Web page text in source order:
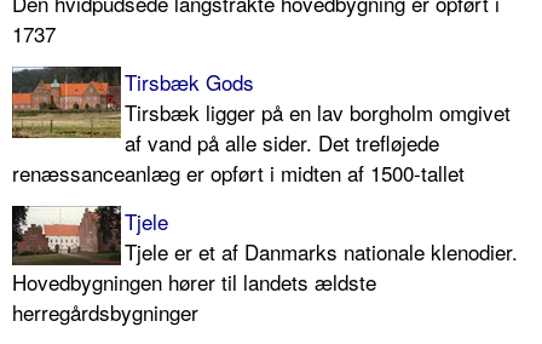
1737
Tirsbæk Gods
Tirsbæk ligger på en lav borgholm omgivet
af vand på alle sider. Det trefløjede
renæssanceanlæg er opført i midten af 1500-tallet
Tjele
Tjele er et af Danmarks nationale klenodier.
Hovedbygningen hører til landets ældste
herregårdsbygninger